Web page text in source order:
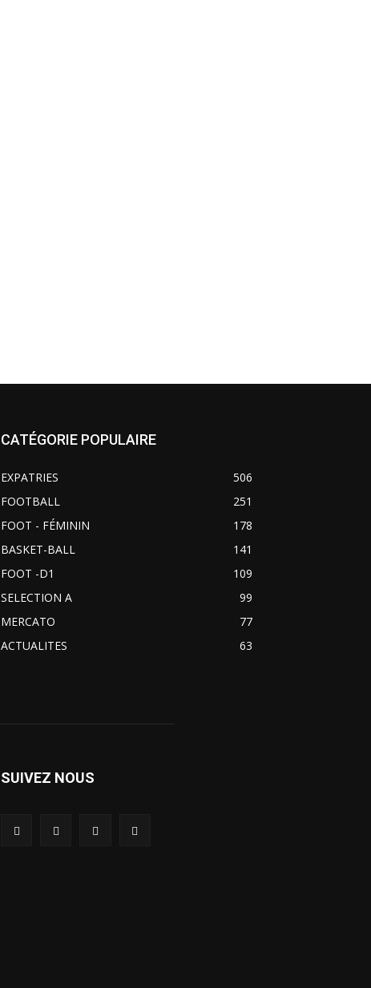
CATÉGORIE POPULAIRE
EXPATRIES
506
FOOTBALL
251
FOOT - FÉMININ
178
BASKET-BALL
141
FOOT -D1
109
SELECTION A
99
MERCATO
77
ACTUALITES
63
SUIVEZ NOUS